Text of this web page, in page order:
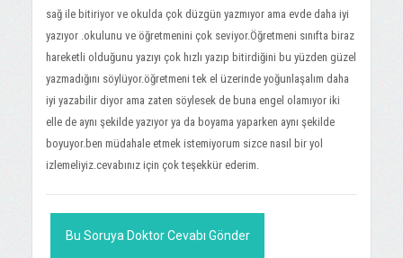
sağ ile bitiriyor ve okulda çok düzgün yazmıyor ama evde daha iyi
yazıyor .okulunu ve öğretmenini çok seviyor.Öğretmeni sınıfta biraz
hareketli olduğunu yazıyı çok hızlı yazıp bitirdiğini bu yüzden güzel
yazmadığını söylüyor.öğretmeni tek el üzerinde yoğunlaşalım daha
iyi yazabilir diyor ama zaten söylesek de buna engel olamıyor iki
elle de aynı şekilde yazıyor ya da boyama yaparken aynı şekilde
boyuyor.ben müdahale etmek istemiyorum sizce nasıl bir yol
izlemeliyiz.cevabınız için çok teşekkür ederim.
Bu Soruya Doktor Cevabı Gönder